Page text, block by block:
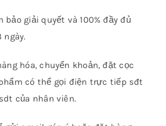
bảo giải quyết và 100% đầy đủ
ngày.
hóa, chuyển khoản, đặt cọc
có thể gọi điện trực tiếp sđt
của nhân viên.